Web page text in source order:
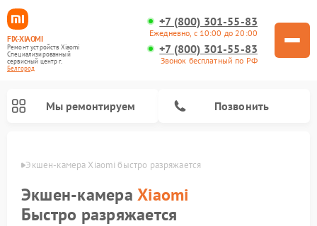
FIX-XIAOMI
Ремонт устройств Xiaomi
Специализированный
cервисный центр г.
Белгород
+7 (800) 301-55-83
Ежедневно, с 10:00 до 20:00
+7 (800) 301-55-83
Звонок бесплатный по РФ
Мы ремонтируем Позвонить
Экшен-камера Xiaomi быстро разряжается
Экшен-камераXiaomi
Быстро разряжается